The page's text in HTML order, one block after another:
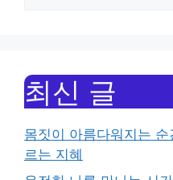
최신 글
몸짓이 아름다워지는
르는 지혜